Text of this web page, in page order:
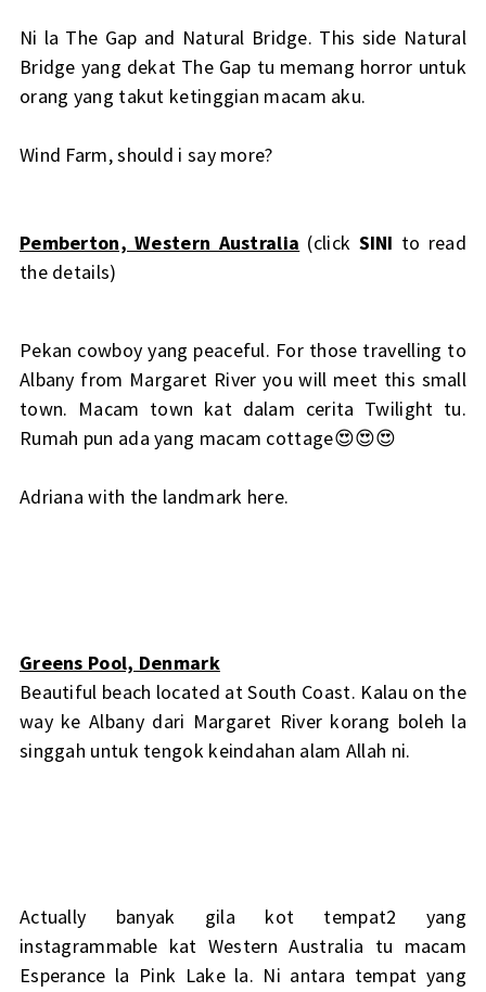
Ni la The Gap and Natural Bridge. This side Natural
Bridge yang dekat The Gap tu memang horror untuk
orang yang takut ketinggian macam aku.
Wind Farm, should i say more?
Pemberton, Western Australia (click SINI to read
the details)
Pekan cowboy yang peaceful. For those travelling to
Albany from Margaret River you will meet this small
town. Macam town kat dalam cerita Twilight tu.
Rumah pun ada yang macam cottage😍😍😍
Adriana with the landmark here.
Greens Pool, Denmark
Beautiful beach located at South Coast. Kalau on the
way ke Albany dari Margaret River korang boleh la
singgah untuk tengok keindahan alam Allah ni.
Actually banyak gila kot tempat2 yang
instagrammable kat Western Australia tu macam
Esperance la Pink Lake la. Ni antara tempat yang